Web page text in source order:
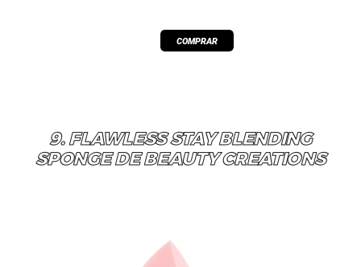
9. FLAWLESS STAY BLENDING
SPONGE DE BEAUTY CREATIONS